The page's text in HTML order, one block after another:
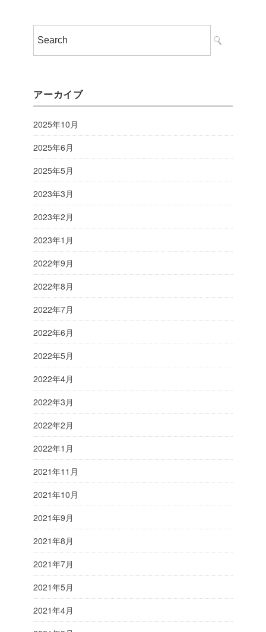
アーカイブ
2025年10月
2025年6月
2025年5月
2023年3月
2023年2月
2023年1月
2022年9月
2022年8月
2022年7月
2022年6月
2022年5月
2022年4月
2022年3月
2022年2月
2022年1月
2021年11月
2021年10月
2021年9月
2021年8月
2021年7月
2021年5月
2021年4月